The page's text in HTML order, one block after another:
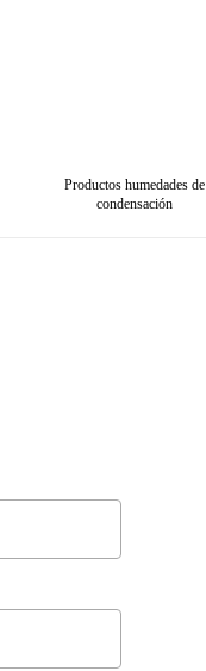
Productos humedades de
condensación